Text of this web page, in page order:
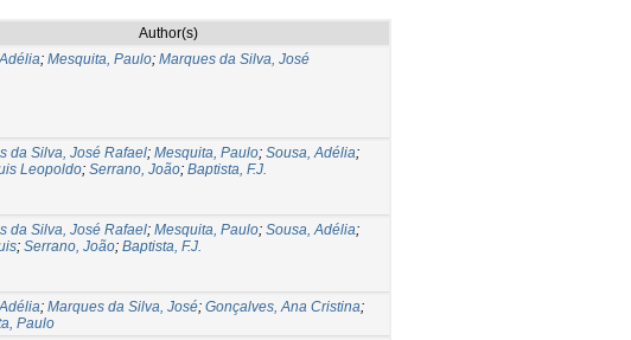
Author(s)
; Mesquita, Paulo; Marques da Silva, José
da Silva, José Rafael; Mesquita, Paulo; Sousa, Adélia;
Leopoldo; Serrano, João; Baptista, F.J.
da Silva, José Rafael; Mesquita, Paulo; Sousa, Adélia;
; Serrano, João; Baptista, F.J.
; Marques da Silva, José; Gonçalves, Ana Cristina;
Paulo